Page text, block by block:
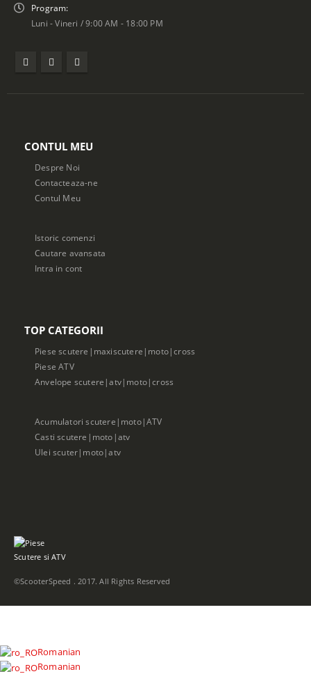
Program:
Luni - Vineri / 9:00 AM - 18:00 PM
CONTUL MEU
Despre Noi
Contacteaza-ne
Contul Meu
Istoric comenzi
Cautare avansata
Intra in cont
TOP CATEGORII
Piese scutere|maxiscutere|moto|cross
Piese ATV
Anvelope scutere|atv|moto|cross
Acumulatori scutere|moto|ATV
Casti scutere|moto|atv
Ulei scuter|moto|atv
©ScooterSpeed . 2017. All Rights Reserved
Romanian
Romanian